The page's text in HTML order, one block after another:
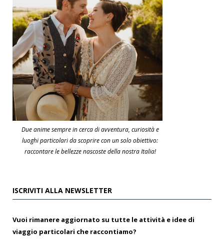
Due anime sempre in cerca di avventura, curiosità e
luoghi particolari da scoprire con un solo obiettivo:
raccontare le bellezze nascoste della nostra Italia!
ISCRIVITI ALLA NEWSLETTER
Vuoi rimanere aggiornato su tutte le attività e idee di
viaggio particolari che raccontiamo?